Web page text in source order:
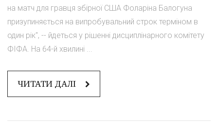
на матч для гравця збірної США Фоларіна Балогуна
призупиняється на випробувальний строк терміном в
один рік", -- йдеться у рішенні дисциплінарного комітету
ФІФА. На 64-й хвилині ...
ЧИТАТИ ДАЛІ